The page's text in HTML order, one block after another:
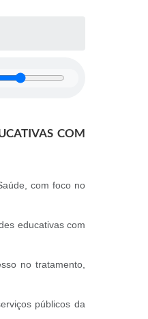
COM
com foco no
educativas com
no tratamento,
públicos da